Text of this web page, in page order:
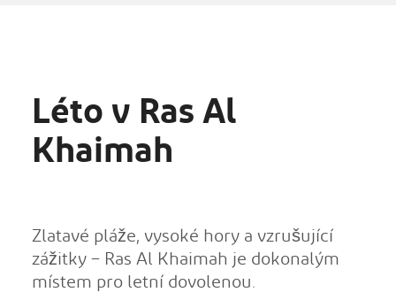
Léto v Ras Al
Khaimah
Zlatavé pláže, vysoké hory a vzrušující
zážitky – Ras Al Khaimah je dokonalým
místem pro letní dovolenou.